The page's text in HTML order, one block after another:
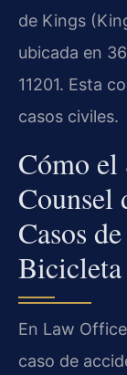
de Kings
ubicada en
11201. Esta
casos civiles.
Cómo
Counsel
Casos
Bicicleta
En Law
caso de